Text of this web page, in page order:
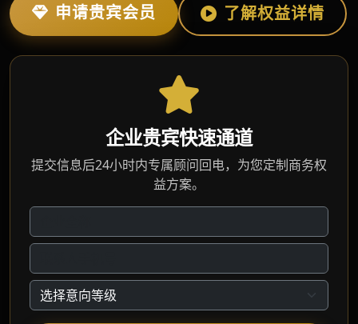
申请贵宾会员 了解权益详情
企业贵宾快速通道
提交信息后24小时内专属顾问回电，为您定制商务权
益方案。